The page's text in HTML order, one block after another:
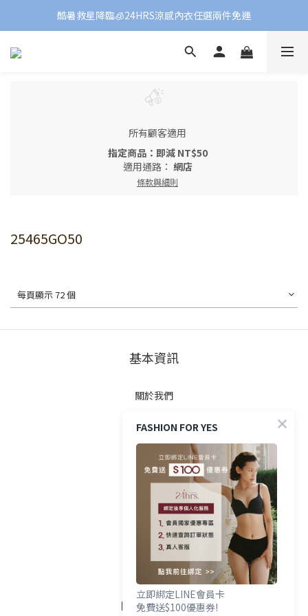
酷暑救星降臨🧊24HRS涼感內衣任選兩件免運
所有顧客適用
指定商品：即減 NT$50
適用通路： 網店
條款與細則
25465GO50
每頁顯示 72 個
基本資訊
關於我們
顧客服務
防詐提醒
購買方式
政策與條款
FOLLOW US
FASHION FOR YES
立即綁定LINE會員卡
免費送$100優惠券!